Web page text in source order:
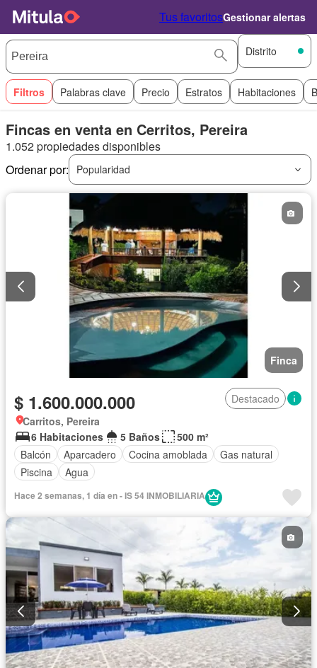
Tus favoritosGestionar alertas
Distrito
Filtros Palabras clave Precio Estratos Habitaciones
Fincas en venta en Cerritos, Pereira
1.052 propiedades disponibles
Ordenar por:
Popularidad
Finca
$ 1.600.000.000
Destacado
Carritos, Pereira
6 Habitaciones
5 Baños
500 m²
Balcón
Aparcadero Cocina amoblada
Gas natural
Piscina
Agua
Hace 2 semanas, 1 día en - IS 54 INMOBILIARIA